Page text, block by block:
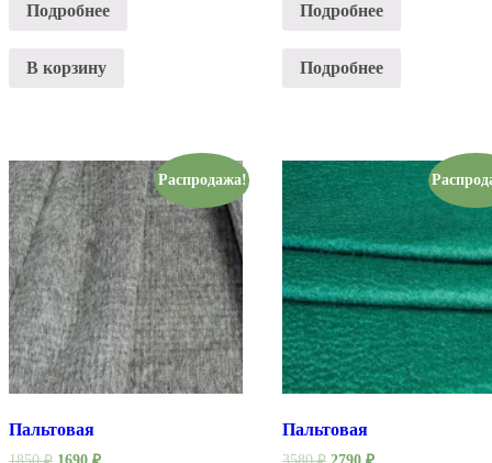
Подробнее
В корзину
Подробнее
Подробнее
Распродажа!
Пальтовая Пальтовая